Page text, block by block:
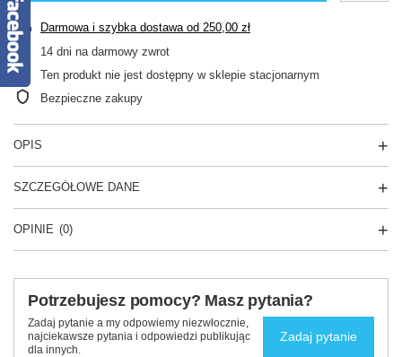
Darmowa i szybka dostawa od 250,00 zł
14 dni na darmowy zwrot
Ten produkt nie jest dostępny w sklepie stacjonarnym
Bezpieczne zakupy
OPIS
SZCZEGÓŁOWE DANE
OPINIE (0)
Potrzebujesz pomocy? Masz pytania?
Zadaj pytanie a my odpowiemy niezwłocznie,
najciekawsze pytania i odpowiedzi publikując
dla innych.
Zadaj pytanie